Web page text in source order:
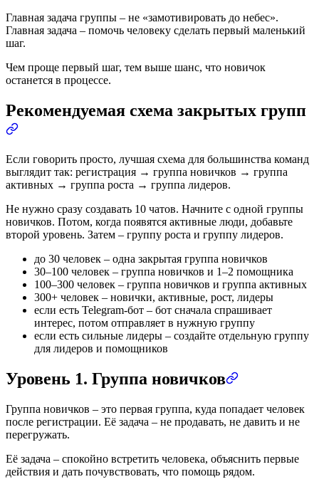
Главная задача группы – не «замотивировать до небес».
Главная задача – помочь человеку сделать первый маленький
шаг.
Чем проще первый шаг, тем выше шанс, что новичок
останется в процессе.
Рекомендуемая схема закрытых групп
Если говорить просто, лучшая схема для большинства команд
выглядит так: регистрация → группа новичков → группа
активных → группа роста → группа лидеров.
Не нужно сразу создавать 10 чатов. Начните с одной группы
новичков. Потом, когда появятся активные люди, добавьте
второй уровень. Затем – группу роста и группу лидеров.
до 30 человек – одна закрытая группа новичков
30–100 человек – группа новичков и 1–2 помощника
100–300 человек – группа новичков и группа активных
300+ человек – новички, активные, рост, лидеры
если есть Telegram-бот – бот сначала спрашивает
интерес, потом отправляет в нужную группу
если есть сильные лидеры – создайте отдельную группу
для лидеров и помощников
Уровень 1. Группа новичков
Группа новичков – это первая группа, куда попадает человек
после регистрации. Её задача – не продавать, не давить и не
перегружать.
Её задача – спокойно встретить человека, объяснить первые
действия и дать почувствовать, что помощь рядом.